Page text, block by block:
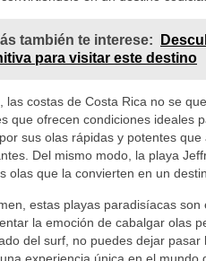
también te interese:
para visitar este destino
las costas de Costa Rica no se
que ofrecen condiciones ideales
sus olas rápidas y potentes
Del mismo modo, la playa
olas que la convierten en un
estas playas paradisíacas
la emoción de cabalgar olas
del surf, no puedes dejar